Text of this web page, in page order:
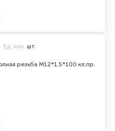
резьба M12*1,5*100 кл.пр.
Ед. изм. шт.